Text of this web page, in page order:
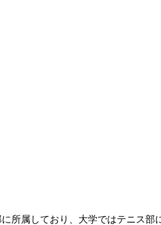
所属しており、大学ではテニス